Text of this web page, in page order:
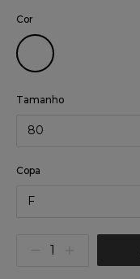
Cor
Tamanho
80
Copa
F